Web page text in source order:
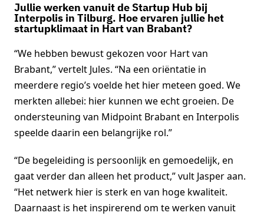
Jullie werken vanuit de Startup Hub bij
Interpolis in Tilburg. Hoe ervaren jullie het
startupklimaat in Hart van Brabant?
“We hebben bewust gekozen voor Hart van
Brabant,” vertelt Jules. “Na een oriëntatie in
meerdere regio’s voelde het hier meteen goed. We
merkten allebei: hier kunnen we echt groeien. De
ondersteuning van Midpoint Brabant en Interpolis
speelde daarin een belangrijke rol.”
“De begeleiding is persoonlijk en gemoedelijk, en
gaat verder dan alleen het product,” vult Jasper aan.
“Het netwerk hier is sterk en van hoge kwaliteit.
Daarnaast is het inspirerend om te werken vanuit